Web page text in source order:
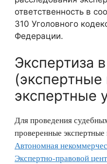
ответственность в
310 Уголовного
Федерации.
Экспертиза
экспертные
Для проведения
проверенные
Автономная
Экспертно-правовой